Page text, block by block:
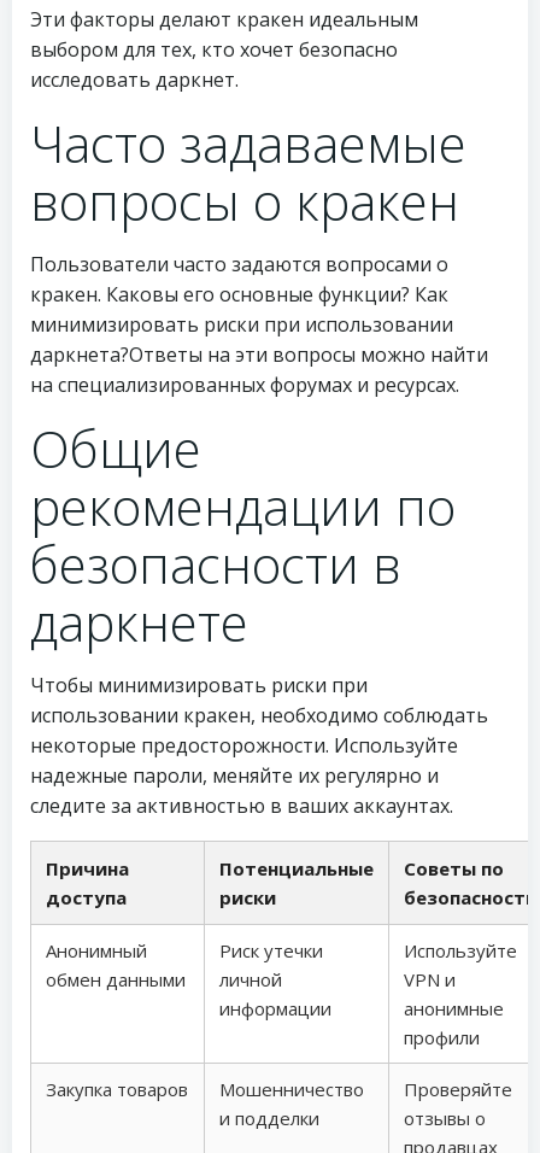
Эти факторы делают кракен идеальным
выбором для тех, кто хочет безопасно
исследовать даркнет.
Часто задаваемые
вопросы о кракен
Пользователи часто задаются вопросами о
кракен. Каковы его основные функции? Как
минимизировать риски при использовании
даркнета?Ответы на эти вопросы можно найти
на специализированных форумах и ресурсах.
Общие
рекомендации по
безопасности в
даркнете
Чтобы минимизировать риски при
использовании кракен, необходимо соблюдать
некоторые предосторожности. Используйте
надежные пароли, меняйте их регулярно и
следите за активностью в ваших аккаунтах.
Причина
доступа
Потенциальные
риски
Советы по
безопасности
Анонимный
обмен данными
Риск утечки
личной
информации
Используйте
VPN и
анонимные
профили
Закупка товаров
Мошенничество
и подделки
Проверяйте
отзывы о
продавцах